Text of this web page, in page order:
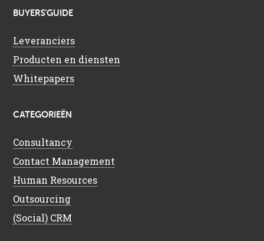
BUYERS’GUIDE
Leveranciers
Producten en diensten
Whitepapers
CATEGORIEËN
Consultancy
Contact Management
Human Resources
Outsourcing
(Social) CRM